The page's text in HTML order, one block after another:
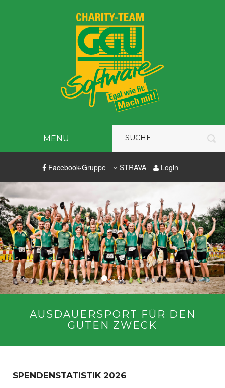
MENU
Facebook-Gruppe STRAVA Login
AUSDAUERSPORT FÜR DEN
GUTEN ZWECK
SPENDENSTATISTIK 2026